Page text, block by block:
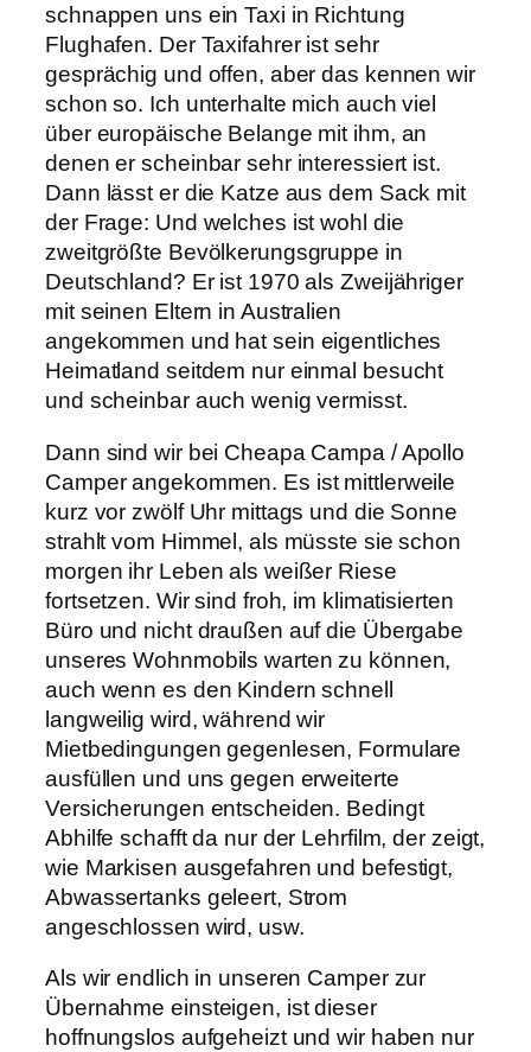
schnappen uns ein Taxi in Richtung
Flughafen. Der Taxifahrer ist sehr
gesprächig und offen, aber das kennen wir
schon so. Ich unterhalte mich auch viel
über europäische Belange mit ihm, an
denen er scheinbar sehr interessiert ist.
Dann lässt er die Katze aus dem Sack mit
der Frage: Und welches ist wohl die
zweitgrößte Bevölkerungsgruppe in
Deutschland? Er ist 1970 als Zweijähriger
mit seinen Eltern in Australien
angekommen und hat sein eigentliches
Heimatland seitdem nur einmal besucht
und scheinbar auch wenig vermisst.
Dann sind wir bei Cheapa Campa / Apollo
Camper angekommen. Es ist mittlerweile
kurz vor zwölf Uhr mittags und die Sonne
strahlt vom Himmel, als müsste sie schon
morgen ihr Leben als weißer Riese
fortsetzen. Wir sind froh, im klimatisierten
Büro und nicht draußen auf die Übergabe
unseres Wohnmobils warten zu können,
auch wenn es den Kindern schnell
langweilig wird, während wir
Mietbedingungen gegenlesen, Formulare
ausfüllen und uns gegen erweiterte
Versicherungen entscheiden. Bedingt
Abhilfe schafft da nur der Lehrfilm, der zeigt,
wie Markisen ausgefahren und befestigt,
Abwassertanks geleert, Strom
angeschlossen wird, usw.
Als wir endlich in unseren Camper zur
Übernahme einsteigen, ist dieser
hoffnungslos aufgeheizt und wir haben nur